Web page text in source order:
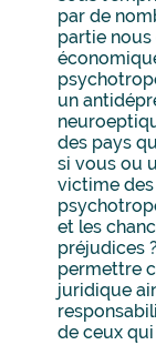
par de
partie
un
des pays
si vous ou
victime
et les
préjudices
permettre
juridique
de ceux